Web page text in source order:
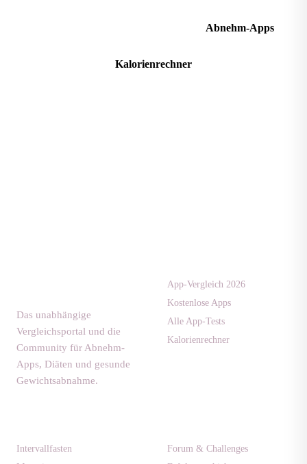
Abnehm-Apps
Kalorienrechner
Das unabhängige
Vergleichsportal und die
Community für Abnehm-
Apps, Diäten und gesunde
Gewichtsabnahme.
App-Vergleich 2026
Kostenlose Apps
Alle App-Tests
Kalorienrechner
Intervallfasten
Forum & Challenges